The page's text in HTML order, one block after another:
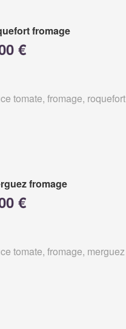
fromage
€
tomate, fromage, roquefort
fromage
€
tomate, fromage, merguez